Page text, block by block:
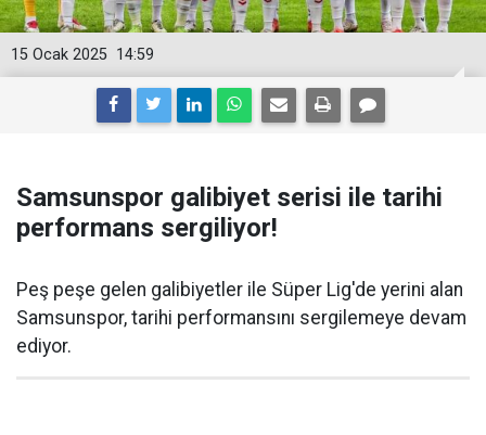
14:59
15 Ocak 2025
Samsunspor galibiyet serisi ile tarihi
performans sergiliyor!
Peş peşe gelen galibiyetler ile Süper Lig'de yerini alan
Samsunspor, tarihi performansını sergilemeye devam
ediyor.